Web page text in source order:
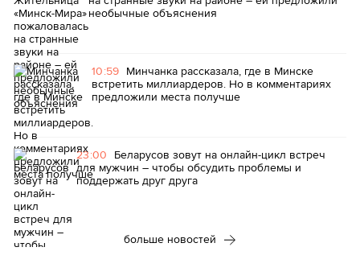
необычные объяснения
10:59 Минчанка рассказала, где в Минске
встретить миллиардеров. Но в комментариях
предложили места получше
23:00 Беларусов зовут на онлайн-цикл встреч
для мужчин – чтобы обсудить проблемы и
поддержать друг друга
больше новостей